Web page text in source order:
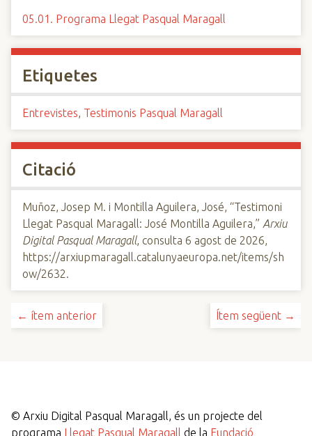
05.01. Programa Llegat Pasqual Maragall
Etiquetes
Entrevistes, Testimonis Pasqual Maragall
Citació
Muñoz, Josep M. i Montilla Aguilera, José, “Testimoni
Llegat Pasqual Maragall: José Montilla Aguilera,” Arxiu
Digital Pasqual Maragall, consulta 6 agost de 2026,
https://arxiupmaragall.catalunyaeuropa.net/items/sh
ow/2632.
← ítem anterior Ítem següent →
© Arxiu Digital Pasqual Maragall, és un projecte del
programa Llegat Pasqual Maragall de la Fundació